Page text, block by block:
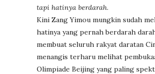
tapi hatinya berdarah.
Kini Zang Yimou mungkin sudah
hatinya yang pernah berdarah
membuat seluruh rakyat daratan
menangis terharu melihat
Olimpiade Beijing yang paling